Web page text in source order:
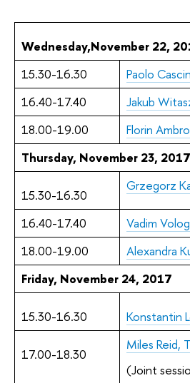
Wednesday,November 22,
15.30-16.30 Paolo
16.40-17.40
Jakub
18.00-19.00
Florin
Thursday, November 23, 2017
15.30-16.30
Grzegorz
16.40-17.40
Vadim
18.00-19.00
Alexandra
Friday, November 24, 2017
15.30-16.30 Konstantin
17.00-18.30
Miles Reid,
(Joint